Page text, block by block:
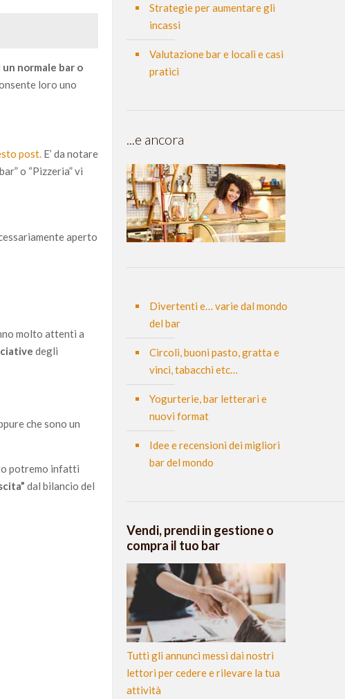
normale bar o
loro uno
post. E’ da notare
o “Pizzeria” vi
aperto
molto attenti a
degli
che sono un
potremo infatti
dal bilancio del
Strategie per aumentare gli
incassi
Valutazione bar e locali e casi
pratici
...e ancora
Divertenti e… varie dal mondo
del bar
Circoli, buoni pasto, gratta e
vinci, tabacchi etc…
Yogurterie, bar letterari e
nuovi format
Idee e recensioni dei migliori
bar del mondo
Vendi, prendi in gestione o
compra il tuo bar
Tutti gli annunci messi dai nostri
lettori per cedere e rilevare la tua
attività